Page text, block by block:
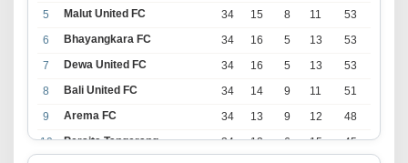
5
Malut United FC 34 15 8 11
53
6
Bhayangkara FC 34 16 5 13
53
7
Dewa United FC 34 16 5 13
53
8
Bali United FC 34 14 9 11
51
9
Arema FC 34 13 9 12
48
10
Persita Tangerang 34 13 6 15
45